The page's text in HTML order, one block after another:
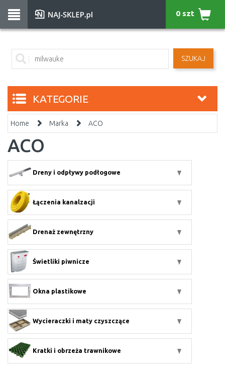
SZUKAJ
0 szt
KATEGORIE
Home Marka ACO
ACO
Dreny i odpływy podłogowe
Łączenia kanalzacji
Drenaż zewnętrzny
Świetliki piwnicze
Okna plastikowe
Wycieraczki i maty czyszczące
Kratki i obrzeża trawnikowe